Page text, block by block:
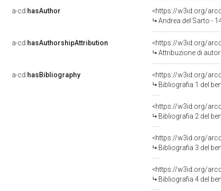
a-cd:hasAuthor
<https://w3id.org/
Andrea del Sarto -
a-cd:hasAuthorshipAttribution
<https://w3id.org/
Attribuzione di
a-cd:hasBibliography
<https://w3id.org/
Bibliografia 1 del
<https://w3id.org/
Bibliografia 2 del
<https://w3id.org/
Bibliografia 3 del
<https://w3id.org/
Bibliografia 4 del